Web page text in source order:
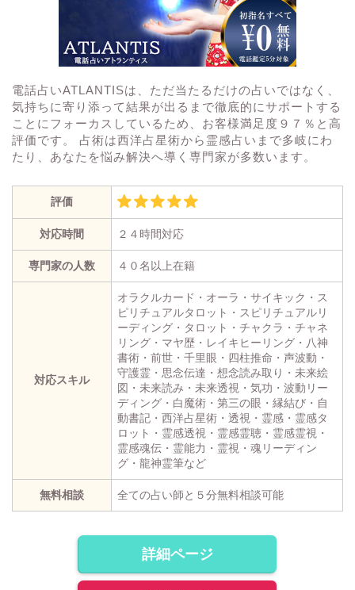
電話占いATLANTISは、ただ当たるだけの占いではなく、
気持ちに寄り添って結果が出るまで徹底的にサポートする
ことにフォーカスしているため、お客様満足度９７％と高
評価です。 占術は西洋占星術から霊感占いまで多岐にわ
たり、あなたを悩み解決へ導く専門家が多数います。
評価
対応時間 ２４時間対応
専門家の人数 ４０名以上在籍
対応スキル
オラクルカード・オーラ・サイキック・ス
ピリチュアルタロット・スピリチュアルリ
ーディング・タロット・チャクラ・チャネ
リング・マヤ歴・レイキヒーリング・八神
書術・前世・千里眼・四柱推命・声波動・
守護霊・思念伝達・想念読み取り・未来絵
図・未来読み・未来透視・気功・波動リー
ディング・白魔術・第三の眼・縁結び・自
動書記・西洋占星術・透視・霊感・霊感タ
ロット・霊感透視・霊感霊聴・霊感霊視・
霊感魂伝・霊能力・霊視・魂リーディン
グ・龍神霊筆など
無料相談 全ての占い師と５分無料相談可能
詳細ページ